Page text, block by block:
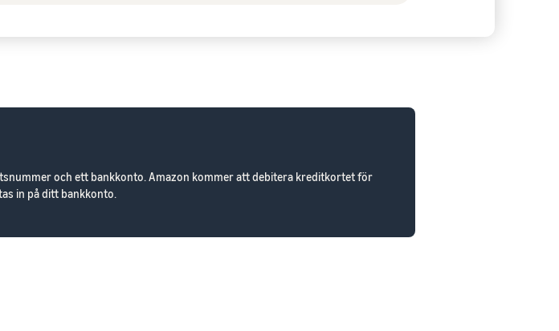
och ett bankkonto. Amazon kommer att debitera kreditkortet för
in på ditt bankkonto.